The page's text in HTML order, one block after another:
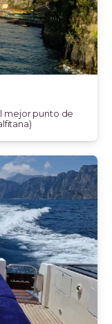
mejor punto de